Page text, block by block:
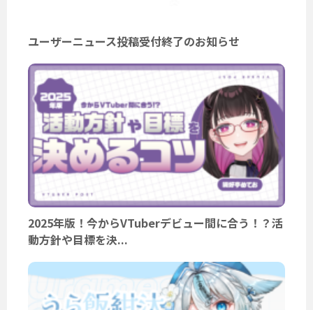
ユーザーニュース投稿受付終了のお知らせ
2025年版！今からVTuberデビュー間に合う！？活
動方針や目標を決...